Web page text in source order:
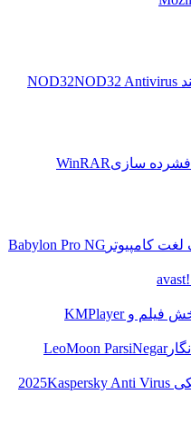
NOD32
سازی WinRAR
Babylon Pro NG
وKMPlayer
LeoMoon
Kaspersky Anti